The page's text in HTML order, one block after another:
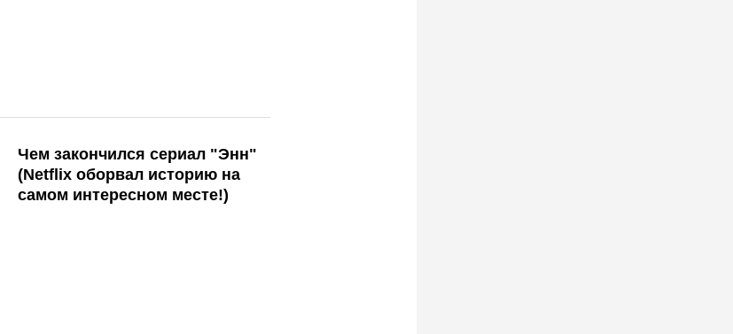
Чем закончился сериал "Энн"
(Netflix оборвал историю на
самом интересном месте!)